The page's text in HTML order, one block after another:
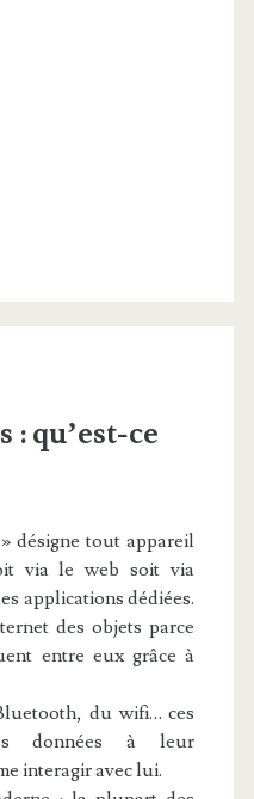
: qu’est-ce
désigne tout appareil
via le web soit via
applications dédiées.
des objets parce
entre eux grâce à
du wifi… ces
données à leur
interagir avec lui.